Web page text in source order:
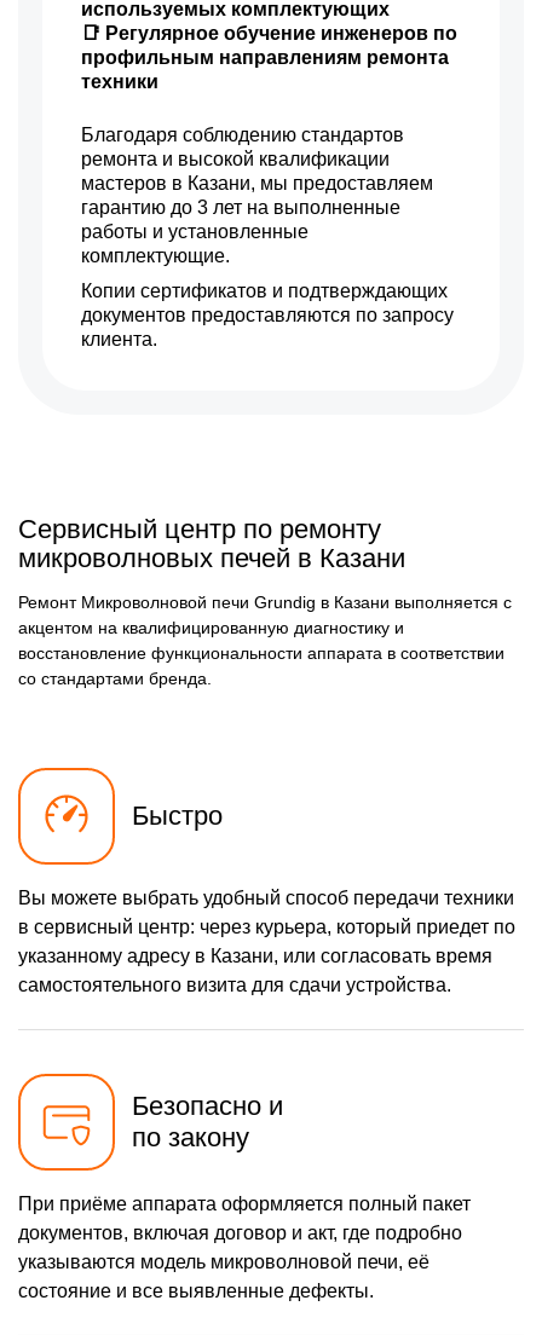
используемых комплектующих
📑 Регулярное обучение инженеров по
профильным направлениям ремонта
техники
Благодаря соблюдению стандартов
ремонта и высокой квалификации
мастеров в Казани, мы предоставляем
гарантию до 3 лет на выполненные
работы и установленные
комплектующие.
Копии сертификатов и подтверждающих
документов предоставляются по запросу
клиента.
Сервисный центр по ремонту
микроволновых печей в Казани
Ремонт Микроволновой печи Grundig в Казани выполняется с
акцентом на квалифицированную диагностику и
восстановление функциональности аппарата в соответствии
со стандартами бренда.
Быстро
Вы можете выбрать удобный способ передачи техники
в сервисный центр: через курьера, который приедет по
указанному адресу в Казани, или согласовать время
самостоятельного визита для сдачи устройства.
Безопасно и
по закону
При приёме аппарата оформляется полный пакет
документов, включая договор и акт, где подробно
указываются модель микроволновой печи, её
состояние и все выявленные дефекты.